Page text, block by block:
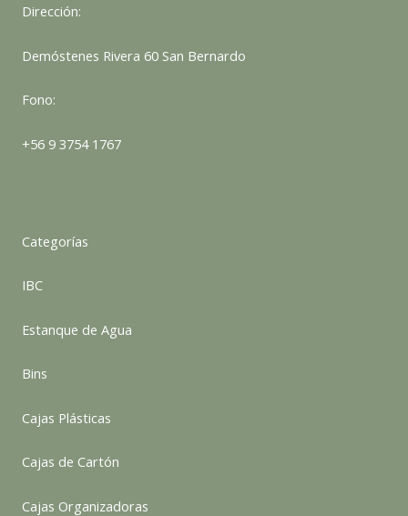
Dirección:
Demóstenes Rivera 60 San Bernardo
Fono:
+56 9 3754 1767
Categorías
IBC
Estanque de Agua
Bins
Cajas Plásticas
Cajas de Cartón
Cajas Organizadoras